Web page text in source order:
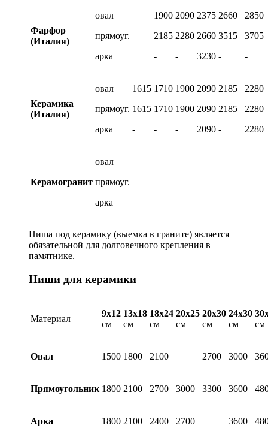
Фарфор
(Италия)
овал
прямоуг.
арка
1900
2185
-
2090
2280
-
2375
2660
3230
2660
3515
-
2850
3705
-
Керамика
(Италия)
овал
прямоуг.
арка
1615
1615
-
1710
1710
-
1900
1900
-
2090
2090
2090
2185
2185
-
2280
2280
2280
Керамогранит
овал
прямоуг.
арка
Ниша под керамику (выемка в граните) является
обязательной для долговечного крепления в
памятнике.
Ниши для керамики
Материал
9х12
см
13х18
см
18х24
см
20х25
см
20х30
см
24х30
см
см
Овал 1500 1800 2100 2700 3000
Прямоугольник 1800 2100 2700 3000 3300 3600
Арка 1800 2100 2400 2700 3600